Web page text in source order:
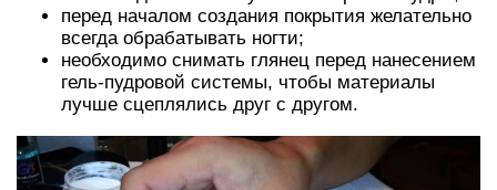
перед началом создания покрытия желательно
всегда обрабатывать ногти;
необходимо снимать глянец перед нанесением
гель-пудровой системы, чтобы материалы
лучше сцеплялись друг с другом.